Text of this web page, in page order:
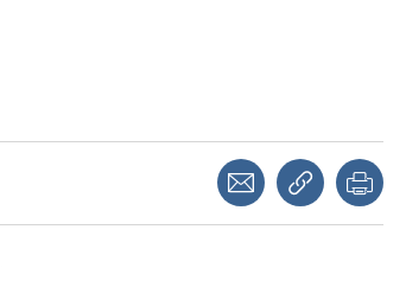
Dela via mejlKopiera länk